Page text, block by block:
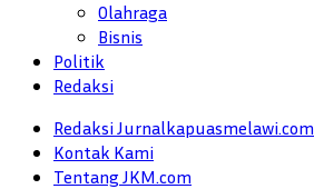
Olahraga
Bisnis
Politik
Redaksi
Redaksi Jurnalkapuasmelawi.com
Kontak Kami
Tentang JKM.com